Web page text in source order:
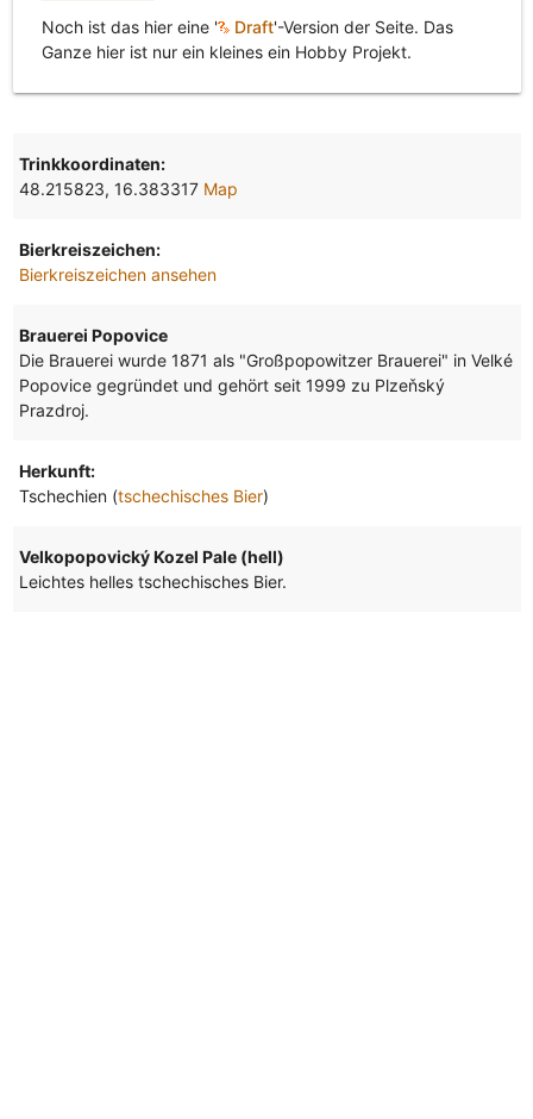
Noch ist das hier eine ' Draft'-Version der Seite. Das
Ganze hier ist nur ein kleines ein Hobby Projekt.
Trinkkoordinaten:
48.215823, 16.383317 Map
Bierkreiszeichen:
Bierkreiszeichen ansehen
Brauerei Popovice
Die Brauerei wurde 1871 als "Großpopowitzer Brauerei" in Velké
Popovice gegründet und gehört seit 1999 zu Plzeňský
Prazdroj.
Herkunft:
Tschechien (tschechisches Bier)
Velkopopovický Kozel Pale (hell)
Leichtes helles tschechisches Bier.